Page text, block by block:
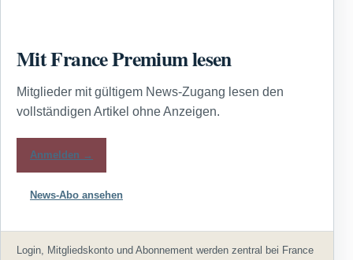
Mit France Premium lesen
Mitglieder mit gültigem News-Zugang lesen den
vollständigen Artikel ohne Anzeigen.
Anmelden →
News-Abo ansehen
Login, Mitgliedskonto und Abonnement werden zentral bei France